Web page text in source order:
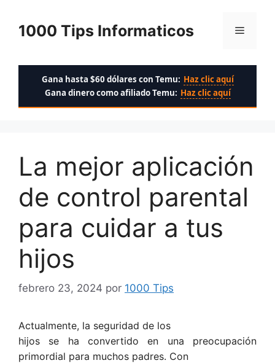
contenido
1000 Tips Informaticos Menú
Gana hasta $60 dólares con Temu: Haz clic aquí
Gana dinero como afiliado Temu: Haz clic aquí
La mejor aplicación
de control parental
para cuidar a tus
hijos
febrero 23, 2024 por 1000 Tips
Actualmente, la seguridad de los
hijos se ha convertido en una preocupación
primordial para muchos padres. Con